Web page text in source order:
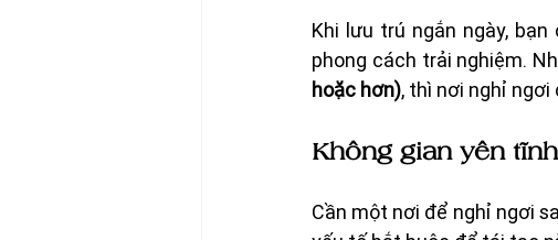
Khi lưu trú ngắn ngày,
phong cách trải nghiệm.
hoặc hơn), thì nơi nghỉ
Không gian yên
Cần một nơi để nghỉ ngơi